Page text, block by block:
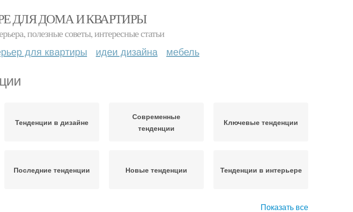
ДЛЯ ДОМА И КВАРТИРЫ
полезные советы, интересные статьи
для квартиры идеи дизайна мебель
Тенденции в дизайне
Современные
тенденции
Ключевые тенденции
Последние тенденции Новые тенденции Тенденции в интерьере
Показать все